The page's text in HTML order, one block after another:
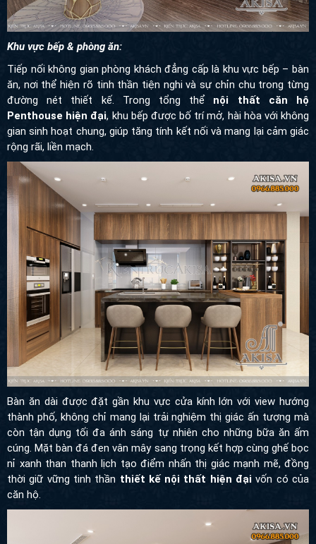
Khu vực bếp & phòng ăn:
Tiếp nối không gian phòng khách đẳng cấp là khu vực bếp – bàn
ăn, nơi thể hiện rõ tinh thần tiện nghi và sự chỉn chu trong từng
đường nét thiết kế. Trong tổng thể nội thất căn hộ
Penthouse hiện đại, khu bếp được bố trí mở, hài hòa với không
gian sinh hoạt chung, giúp tăng tính kết nối và mang lại cảm giác
rộng rãi, liền mạch.
Bàn ăn dài được đặt gần khu vực cửa kính lớn với view hướng
thành phố, không chỉ mang lại trải nghiệm thị giác ấn tượng mà
còn tận dụng tối đa ánh sáng tự nhiên cho những bữa ăn ấm
cúng. Mặt bàn đá đen vân mây sang trọng kết hợp cùng ghế bọc
nỉ xanh than thanh lịch tạo điểm nhấn thị giác mạnh mẽ, đồng
thời giữ vững tinh thần thiết kế nội thất hiện đại vốn có của
căn hộ.